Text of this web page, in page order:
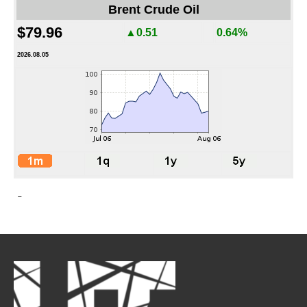
Brent Crude Oil
$79.96 ▲0.51 0.64%
2026.08.05
-